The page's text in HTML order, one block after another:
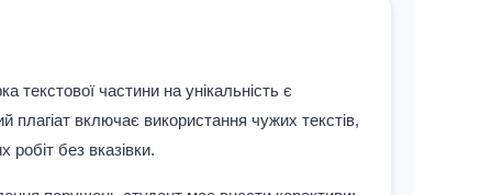
текстової частини на унікальність є
плагіат включає використання чужих текстів,
без вказівки.